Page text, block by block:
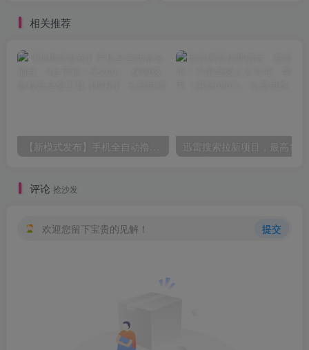
相关推荐
评论 抢沙发
欢迎您留下宝贵的见解！ 提交